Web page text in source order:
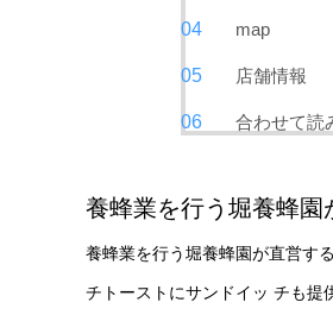
map
店舗情報
合わせて読
養蜂業を行う堀養蜂
養蜂業を行う堀養蜂園が直営す
チトーストにサンドイッ チも提